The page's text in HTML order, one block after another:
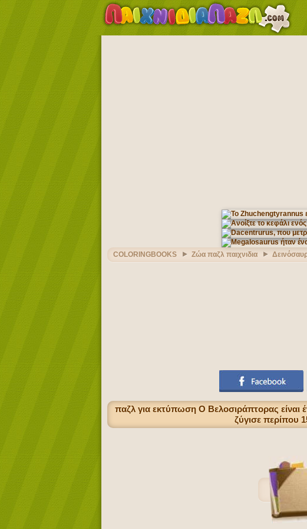
COLORINGBOOKS Ζώα παζλ παιχνιδια
παζλ για εκτύπωση Ο Βελοσιράπτορας είναι
ζύγισε περίπου